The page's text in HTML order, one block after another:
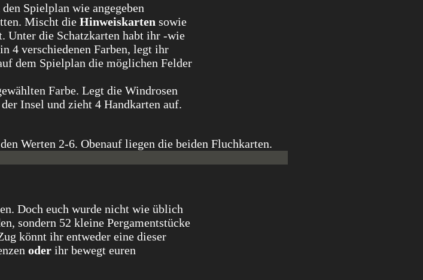
Spielplan wie angegeben
Mischt die Hinweiskarten sowie
Unter die Schatzkarten habt ihr -wie
4 verschiedenen Farben, legt ihr
dem Spielplan die möglichen Felder
Farbe. Legt die Windrosen
Insel und zieht 4 Handkarten auf.
Doch euch wurde nicht wie üblich
sondern 52 kleine Pergamentstücke
könnt ihr entweder eine dieser
oder ihr bewegt euren